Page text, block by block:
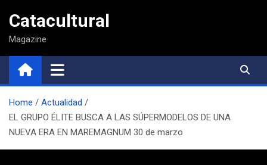
contenido
Catacultural
Magazine
Home
Actualidad
EL GRUPO ÉLITE BUSCA A LAS SÚPERMODELOS DE UNA
NUEVA ERA EN MAREMAGNUM 30 de marzo